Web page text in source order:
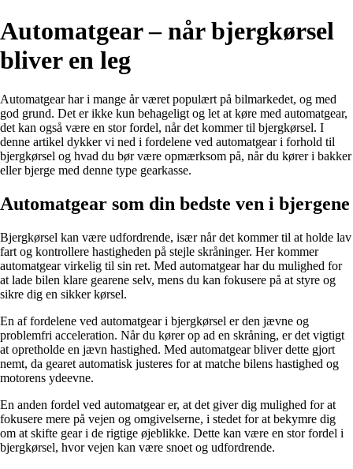
Automatgear – når bjergkørsel
bliver en leg
Automatgear har i mange år været populært på bilmarkedet, og med
god grund. Det er ikke kun behageligt og let at køre med automatgear,
det kan også være en stor fordel, når det kommer til bjergkørsel. I
denne artikel dykker vi ned i fordelene ved automatgear i forhold til
bjergkørsel og hvad du bør være opmærksom på, når du kører i bakker
eller bjerge med denne type gearkasse.
Automatgear som din bedste ven i bjergene
Bjergkørsel kan være udfordrende, især når det kommer til at holde lav
fart og kontrollere hastigheden på stejle skråninger. Her kommer
automatgear virkelig til sin ret. Med automatgear har du mulighed for
at lade bilen klare gearene selv, mens du kan fokusere på at styre og
sikre dig en sikker kørsel.
En af fordelene ved automatgear i bjergkørsel er den jævne og
problemfri acceleration. Når du kører op ad en skråning, er det vigtigt
at opretholde en jævn hastighed. Med automatgear bliver dette gjort
nemt, da gearet automatisk justeres for at matche bilens hastighed og
motorens ydeevne.
En anden fordel ved automatgear er, at det giver dig mulighed for at
fokusere mere på vejen og omgivelserne, i stedet for at bekymre dig
om at skifte gear i de rigtige øjeblikke. Dette kan være en stor fordel i
bjergkørsel, hvor vejen kan være snoet og udfordrende.